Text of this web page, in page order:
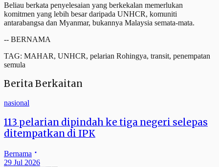
Beliau berkata penyelesaian yang berkekalan memerlukan
komitmen yang lebih besar daripada UNHCR, komuniti
antarabangsa dan Myanmar, bukannya Malaysia semata-mata.
-- BERNAMA
TAG: MAHAR, UNHCR, pelarian Rohingya, transit, penempatan
semula
Berita Berkaitan
nasional
113 pelarian dipindah ke tiga negeri selepas
ditempatkan di IPK
Bernama
29 Jul 2026